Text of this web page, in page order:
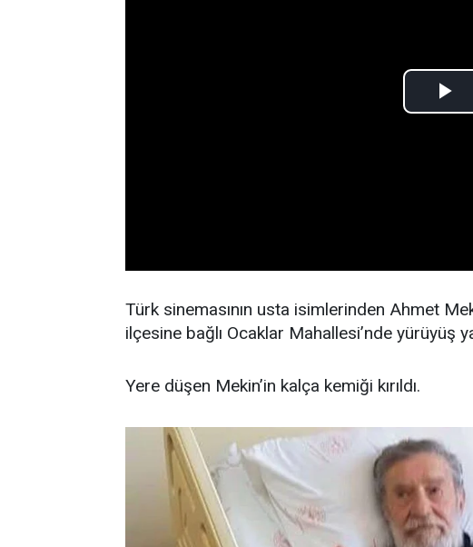
Türk sinemasının usta isimlerinden Ahmet
ilçesine bağlı Ocaklar Mahallesi’nde yürüyüş
Yere düşen Mekin’in kalça kemiği kırıldı.